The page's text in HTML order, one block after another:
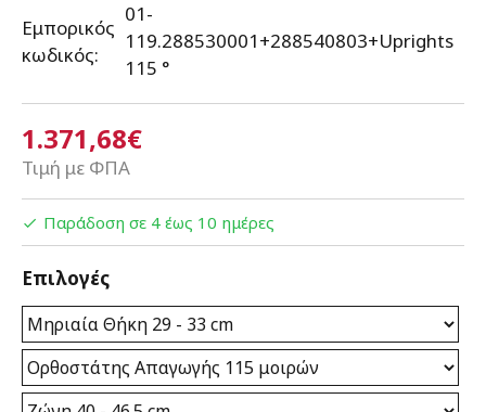
1.371,68€
Τιμή με ΦΠΑ
Εμπορικός
κωδικός:
01-
119.288530001+288540803+Uprights
115 °
Παράδοση σε 4 έως 10 ημέρες
Επιλογές